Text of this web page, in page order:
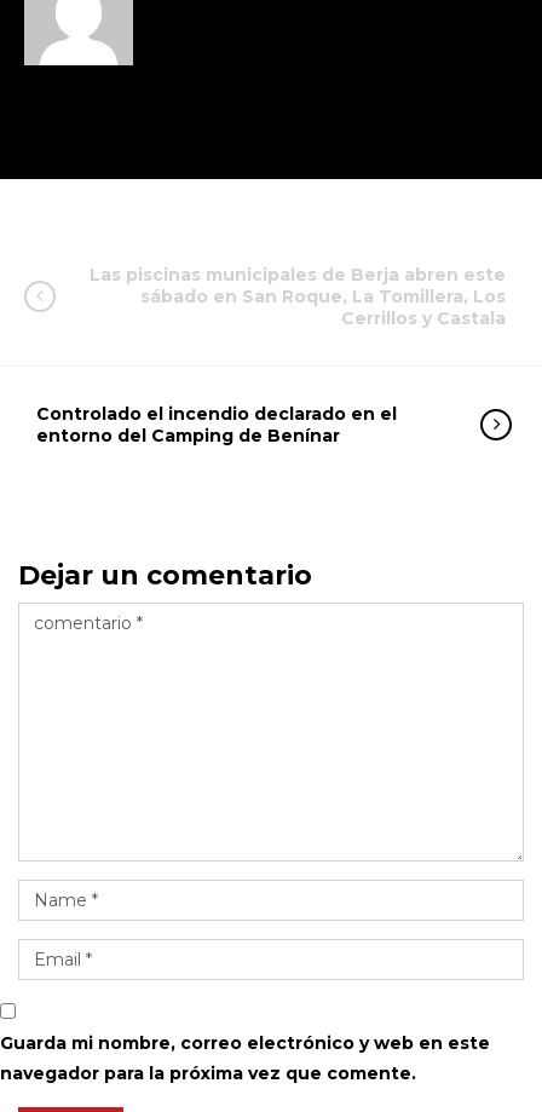
Las piscinas municipales de Berja abren este
sábado en San Roque, La Tomillera, Los
Cerrillos y Castala
Controlado el incendio declarado en el
entorno del Camping de Benínar
Dejar un comentario
Guarda mi nombre, correo electrónico y web en este
navegador para la próxima vez que comente.